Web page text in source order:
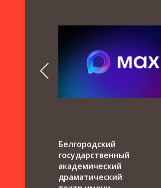
Белгородский
государственный
академический
драматический